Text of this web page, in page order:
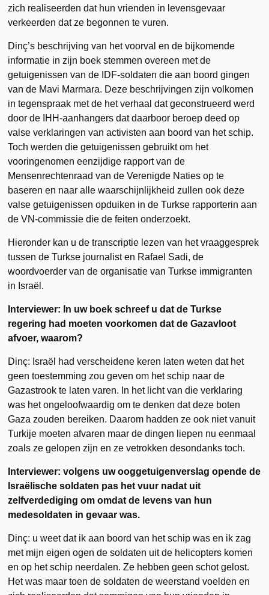
zich realiseerden dat hun vrienden in levensgevaar
verkeerden dat ze begonnen te vuren.
Dinç’s beschrijving van het voorval en de bijkomende
informatie in zijn boek stemmen overeen met de
getuigenissen van de IDF-soldaten die aan boord gingen
van de Mavi Marmara. Deze beschrijvingen zijn volkomen
in tegenspraak met de het verhaal dat geconstrueerd werd
door de IHH-aanhangers dat daarboor beroep deed op
valse verklaringen van activisten aan boord van het schip.
Toch werden die getuigenissen gebruikt om het
vooringenomen eenzijdige rapport van de
Mensenrechtenraad van de Verenigde Naties op te
baseren en naar alle waarschijnlijkheid zullen ook deze
valse getuigenissen opduiken in de Turkse rapporterin aan
de VN-commissie die de feiten onderzoekt.
Hieronder kan u de transcriptie lezen van het vraaggesprek
tussen de Turkse journalist en Rafael Sadi, de
woordvoerder van de organisatie van Turkse immigranten
in Israël.
Interviewer: In uw boek schreef u dat de Turkse
regering had moeten voorkomen dat de Gazavloot
afvoer, waarom?
Dinç: Israël had verscheidene keren laten weten dat het
geen toestemming zou geven om het schip naar de
Gazastrook te laten varen. In het licht van die verklaring
was het ongeloofwaardig om te denken dat deze boten
Gaza zouden bereiken. Daarom hadden ze ook niet vanuit
Turkije moeten afvaren maar de dingen liepen nu eenmaal
zoals ze gelopen zijn en ze vetrokken desondanks toch.
Interviewer: volgens uw ooggetuigenverslag opende de
Israëlische soldaten pas het vuur nadat uit
zelfverdediging om omdat de levens van hun
medesoldaten in gevaar was.
Dinç: u weet dat ik aan boord van het schip was en ik zag
met mijn eigen ogen de soldaten uit de helicopters komen
en op het schip neerdalen. Ze hebben geen schot gelost.
Het was maar toen de soldaten de weerstand voelden en